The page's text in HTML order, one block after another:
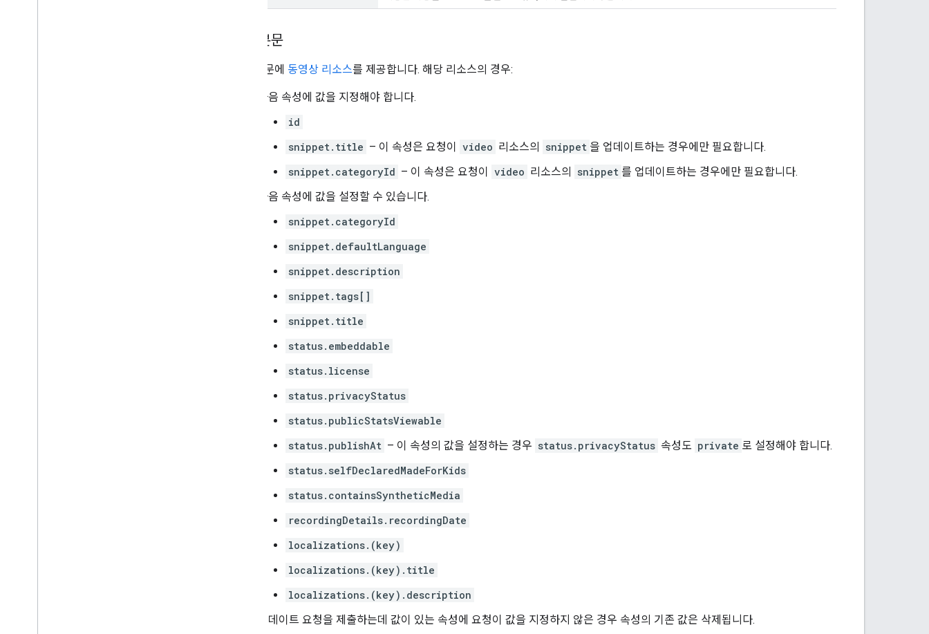
요청 본문
요청 본문에 동영상 리소스를 제공합니다. 해당 리소스의 경우:
다음 속성에 값을 지정해야 합니다.
id
snippet.title – 이 속성은 요청이 video 리소스의 snippet 을 업데이트하는 경우에만 필요합니다.
snippet.categoryId – 이 속성은 요청이 video 리소스의 snippet 를 업데이트하는 경우에만 필요합니다.
다음 속성에 값을 설정할 수 있습니다.
snippet.categoryId
snippet.defaultLanguage
snippet.description
snippet.tags[]
snippet.title
status.embeddable
status.license
status.privacyStatus
status.publicStatsViewable
status.publishAt – 이 속성의 값을 설정하는 경우 status.privacyStatus 속성도 private 로 설정해야 합니다.
status.selfDeclaredMadeForKids
status.containsSyntheticMedia
recordingDetails.recordingDate
localizations.(key)
localizations.(key).title
localizations.(key).description
업데이트 요청을 제출하는데 값이 있는 속성에 요청이 값을 지정하지 않은 경우 속성의 기존 값은 삭제됩니다.